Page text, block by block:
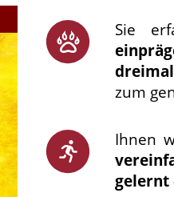
Sie
zum
Ihnen
gelernt